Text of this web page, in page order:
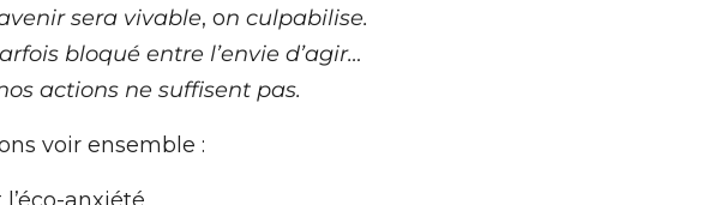
sera vivable, on culpabilise.
bloqué entre l’envie d’agir…
actions ne suffisent pas.
voir ensemble :